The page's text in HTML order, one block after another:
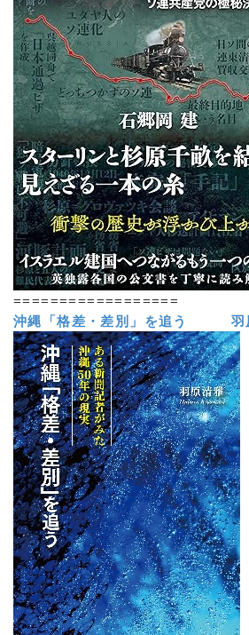
==================
沖縄「格差・差別」を追う 羽